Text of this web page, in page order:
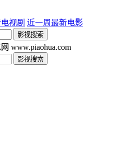
视剧 近一周最新电影
www.piaohua.com